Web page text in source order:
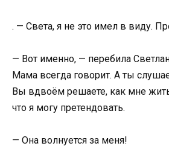
. — Света, я не это имел в виду.
— Вот именно, — перебила
Мама всегда говорит. А ты
Вы вдвоём решаете, как мне
что я могу претендовать.
— Она волнуется за меня!